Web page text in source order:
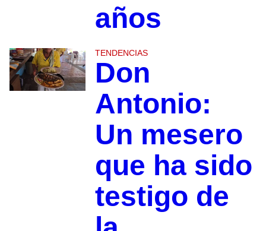
años
TENDENCIAS
Don
Antonio:
Un mesero
que ha sido
testigo de